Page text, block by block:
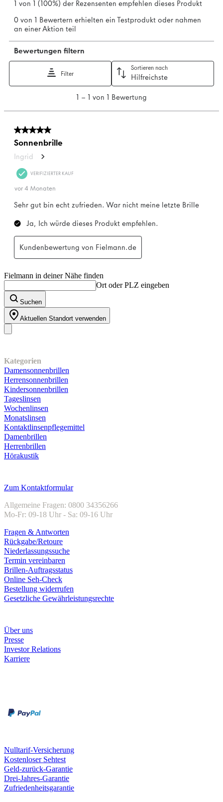
Fielmann in deiner Nähe finden
Ort oder PLZ eingeben
Suchen
Aktuellen Standort verwenden
Kategorien
Damensonnenbrillen
Herrensonnenbrillen
Kindersonnenbrillen
Tageslinsen
Wochenlinsen
Monatslinsen
Kontaktlinsenpflegemittel
Damenbrillen
Herrenbrillen
Hörakustik
Zum Kontaktformular
Allgemeine Fragen: 0800 34356266
Mo-Fr: 09-18 Uhr - Sa: 09-16 Uhr
Fragen & Antworten
Rückgabe/Retoure
Niederlassungssuche
Termin vereinbaren
Brillen-Auftragsstatus
Online Seh-Check
Bestellung widerrufen
Gesetzliche Gewährleistungsrechte
Über uns
Presse
Investor Relations
Karriere
Nulltarif-Versicherung
Kostenloser Sehtest
Geld-zurück-Garantie
Drei-Jahres-Garantie
Zufriedenheitsgarantie